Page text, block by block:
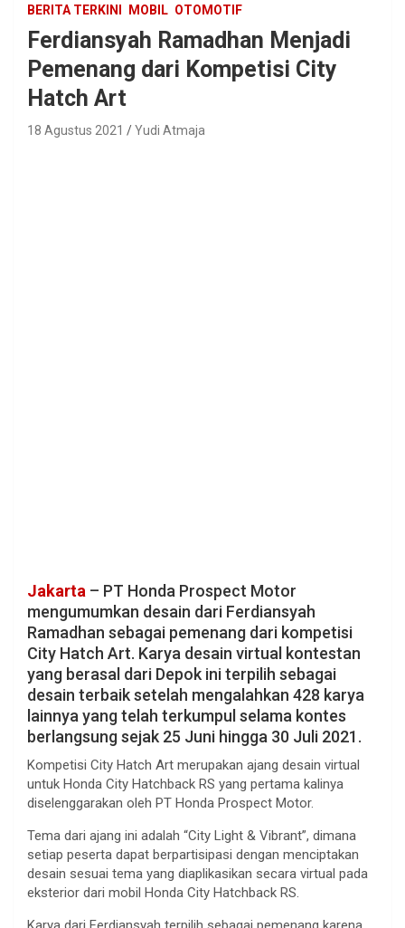
BERITA TERKINI MOBIL OTOMOTIF
Ferdiansyah Ramadhan Menjadi
Pemenang dari Kompetisi City
Hatch Art
18 Agustus 2021 Yudi Atmaja
Jakarta – PT Honda Prospect Motor
mengumumkan desain dari Ferdiansyah
Ramadhan sebagai pemenang dari kompetisi
City Hatch Art. Karya desain virtual kontestan
yang berasal dari Depok ini terpilih sebagai
desain terbaik setelah mengalahkan 428 karya
lainnya yang telah terkumpul selama kontes
berlangsung sejak 25 Juni hingga 30 Juli 2021.
Kompetisi City Hatch Art merupakan ajang desain virtual
untuk Honda City Hatchback RS yang pertama kalinya
diselenggarakan oleh PT Honda Prospect Motor.
Tema dari ajang ini adalah “City Light & Vibrant”, dimana
setiap peserta dapat berpartisipasi dengan menciptakan
desain sesuai tema yang diaplikasikan secara virtual pada
eksterior dari mobil Honda City Hatchback RS.